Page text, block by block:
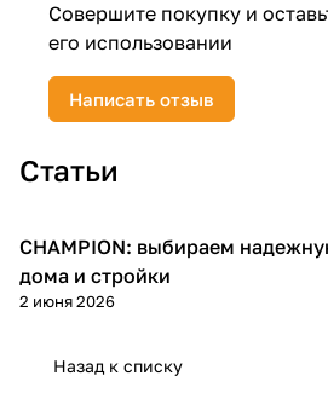
Совершите покупку и
его использовании
Написать отзыв
Статьи
Пилы
CHAMPION: выбираем
дома и стройки
2 июня 2026
Назад к списку